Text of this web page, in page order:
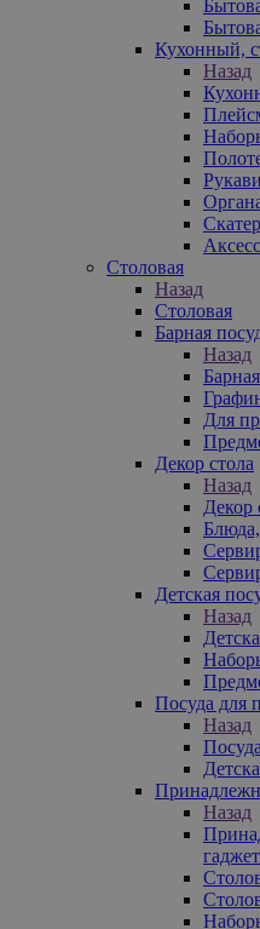
Кухонный,
Назад
Столовая
Назад
Столовая
Барная
Назад
Для
Декор стола
Назад
Декор
Детская
Назад
Посуда для
Назад
Назад